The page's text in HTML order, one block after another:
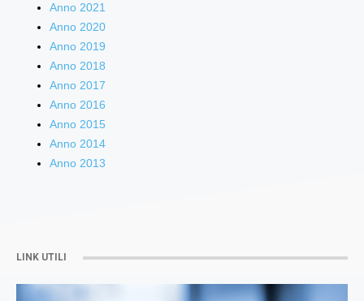
Anno 2021
Anno 2020
Anno 2019
Anno 2018
Anno 2017
Anno 2016
Anno 2015
Anno 2014
Anno 2013
LINK UTILI